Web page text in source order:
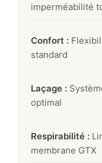
imperméabilité
Confort :
standard
Laçage :
optimal
Respirabilité :
membrane GTX